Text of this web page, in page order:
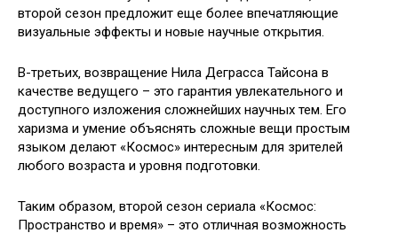
второй сезон предложит еще более впечатляющие
визуальные эффекты и новые научные открытия.
В-третьих‚ возвращение Нила Деграсса Тайсона в
качестве ведущего – это гарантия увлекательного и
доступного изложения сложнейших научных тем. Его
харизма и умение объяснять сложные вещи простым
языком делают «Космос» интересным для зрителей
любого возраста и уровня подготовки.
Таким образом‚ второй сезон сериала «Космос:
Пространство и время» – это отличная возможность